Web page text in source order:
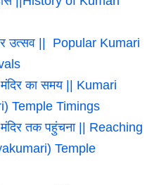
उत्सव || Popular Kumari
मंदिर का समय || Kumari
Temple Timings
मंदिर तक पहुंचना || Reaching
Temple